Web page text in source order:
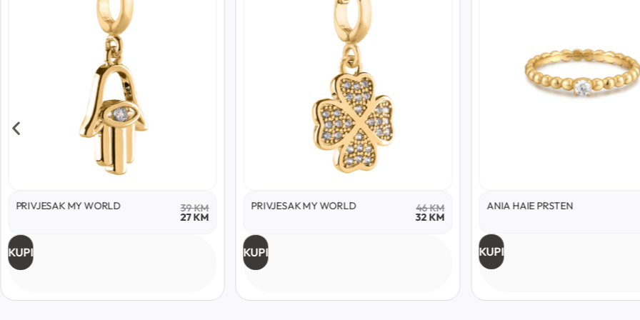
PRIVJESAK MY WORLD 39KM
27KM
KUPI
PRIVJESAK MY WORLD 46KM
32KM
KUPI
ANIA HAIE PRSTEN
KUPI